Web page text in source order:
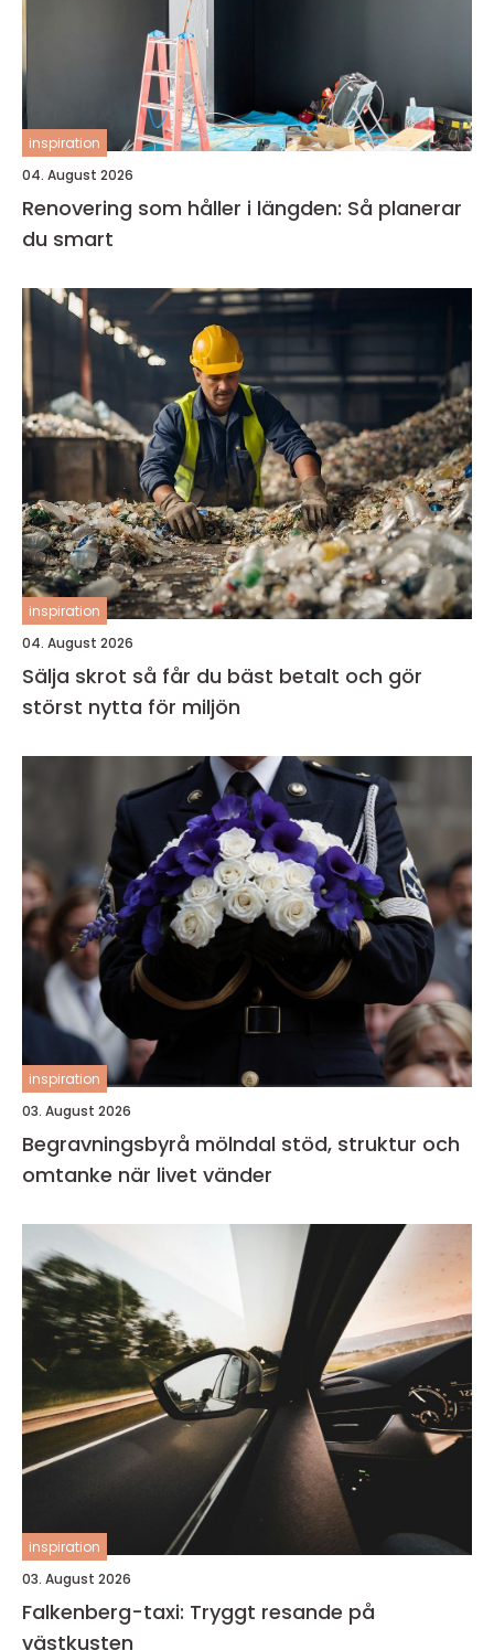
inspiration
04. August 2026
Renovering som håller i längden: Så planerar
du smart
inspiration
04. August 2026
Sälja skrot så får du bäst betalt och gör
störst nytta för miljön
inspiration
03. August 2026
Begravningsbyrå mölndal stöd, struktur och
omtanke när livet vänder
inspiration
03. August 2026
Falkenberg-taxi: Tryggt resande på
västkusten